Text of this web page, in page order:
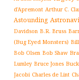
d'Apremont Arthur C.
Astounding Astronavi
Davidson B.R. Bruss
(Bug Eyed Monsters)
Bob Olsen Bob Shaw
Lumley Bruce Jones
Jacobi Charles de Lint